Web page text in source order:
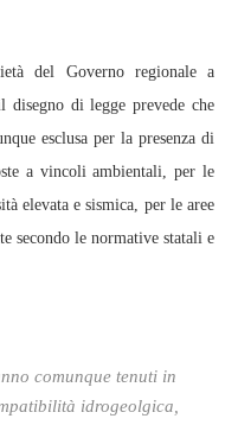
del Governo regionale a
di legge prevede che
esclusa per la presenza di
a vincoli ambientali, per le
elevata e sismica, per le aree
secondo le normative statali e
comunque tenuti in
idrogeolgica,